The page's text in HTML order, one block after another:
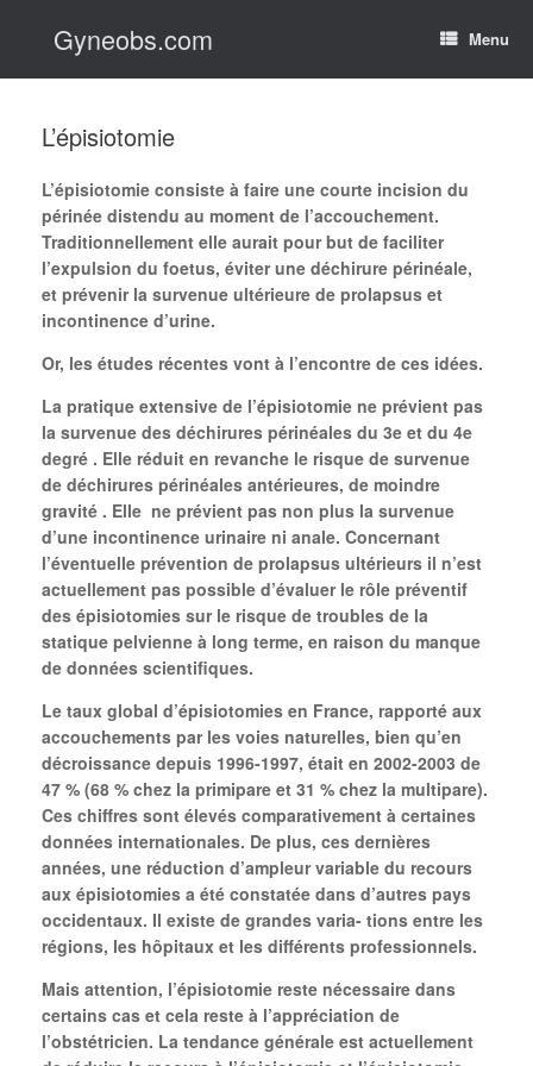
Gyneobs.com Menu
L’épisiotomie
L’épisiotomie consiste à faire une courte incision du
périnée distendu au moment de l’accouchement.
Traditionnellement elle aurait pour but de faciliter
l’expulsion du foetus, éviter une déchirure périnéale,
et prévenir la survenue ultérieure de prolapsus et
incontinence d’urine.
Or, les études récentes vont à l’encontre de ces idées.
La pratique extensive de l’épisiotomie ne prévient pas
la survenue des déchirures périnéales du 3e et du 4e
degré . Elle réduit en revanche le risque de survenue
de déchirures périnéales antérieures, de moindre
gravité . Elle ne prévient pas non plus la survenue
d’une incontinence urinaire ni anale. Concernant
l’éventuelle prévention de prolapsus ultérieurs il n’est
actuellement pas possible d’évaluer le rôle préventif
des épisiotomies sur le risque de troubles de la
statique pelvienne à long terme, en raison du manque
de données scientifiques.
Le taux global d’épisiotomies en France, rapporté aux
accouchements par les voies naturelles, bien qu’en
décroissance depuis 1996-1997, était en 2002-2003 de
47 % (68 % chez la primipare et 31 % chez la multipare).
Ces chiffres sont élevés comparativement à certaines
données internationales. De plus, ces dernières
années, une réduction d’ampleur variable du recours
aux épisiotomies a été constatée dans d’autres pays
occidentaux. Il existe de grandes varia- tions entre les
régions, les hôpitaux et les différents professionnels.
Mais attention, l’épisiotomie reste nécessaire dans
certains cas et cela reste à l’appréciation de
l’obstétricien. La tendance générale est actuellement